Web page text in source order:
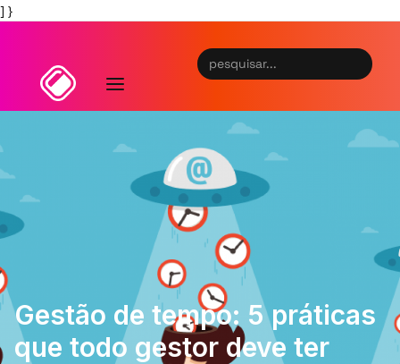
] }
Gestão de tempo: 5 práticas
que todo gestor deve ter